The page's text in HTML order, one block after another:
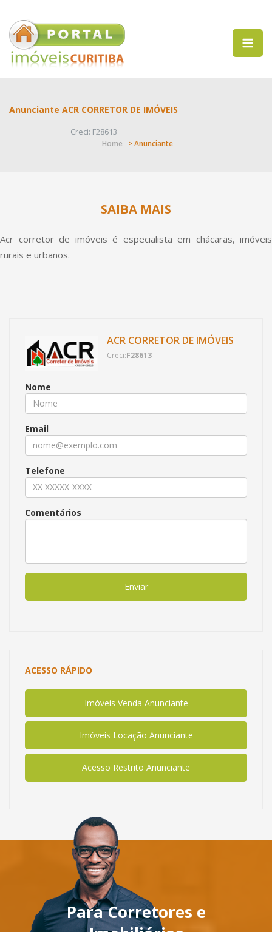
Anunciante ACR CORRETOR DE IMÓVEIS
Creci: F28613
Home > Anunciante
SAIBA MAIS
Acr corretor de imóveis é especialista em chácaras, imóveis
rurais e urbanos.
ACR CORRETOR DE IMÓVEIS
Creci:F28613
Nome
Email
Telefone
Comentários
Enviar
ACESSO RÁPIDO
Imóveis Venda Anunciante
Imóveis Locação Anunciante
Acesso Restrito Anunciante
Para Corretores e